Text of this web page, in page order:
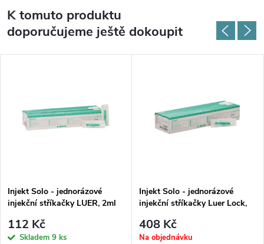
K tomuto produktu
doporučujeme ještě dokoupit
Injekt Solo - jednorázové
injekční stříkačky LUER, 2ml
112 Kč
Skladem 9 ks
Injekt Solo - jednorázové
injekční stříkačky Luer Lock,
408 Kč
Na objednávku